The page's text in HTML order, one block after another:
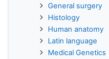
General surgery
Histology
Human anatomy
Latin language
Medical Genetics